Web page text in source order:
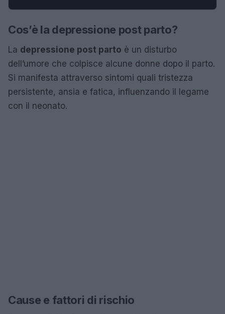
Cos’è la depressione post parto?
La depressione post parto è un disturbo
dell’umore che colpisce alcune donne dopo il parto.
Si manifesta attraverso sintomi quali tristezza
persistente, ansia e fatica, influenzando il legame
con il neonato.
Cause e fattori di rischio